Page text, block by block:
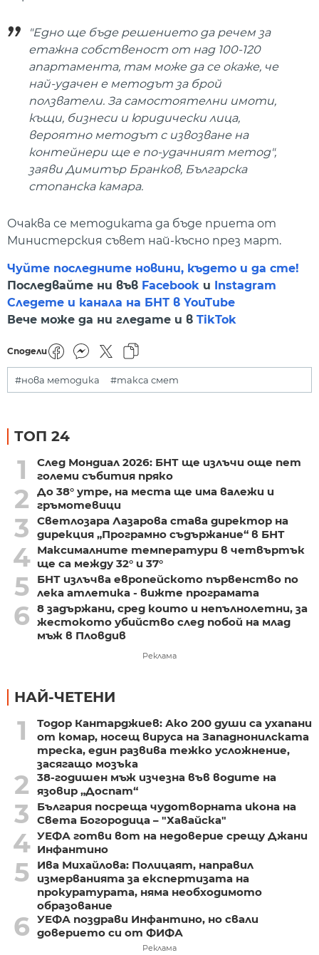
"Едно ще бъде решението да речем за
етажна собственост от над 100-120
апартамента, там може да се окаже, че
най-удачен е методът за брой
ползватели. За самостоятелни имоти,
къщи, бизнеси и юридически лица,
вероятно методът с извозване на
контейнери ще е по-удачният метод",
заяви Димитър Бранков, Българска
стопанска камара.
Очаква се методиката да бъде приета от
Министерския съвет най-късно през март.
Чуйте последните новини, където и да сте!
Последвайте ни във Facebook и Instagram
Следете и канала на БНТ в YouTube
Вече може да ни гледате и в TikTok
Сподели
#нова методика #такса смет
ТОП 24
1
След Мондиал 2026: БНТ ще излъчи още пет
големи събития пряко
2
До 38° утре, на места ще има валежи и
гръмотевици
3
Светлозара Лазарова става директор на
дирекция „Програмно съдържание“ в БНТ
4 Максималните температури в четвъртък
ще са между 32° и 37°
5
БНТ излъчва европейското първенство по
лека атлетика - вижте програмата
6 8 задържани, сред които и непълнолетни, за
жестокото убийство след побой на млад
мъж в Пловдив
Реклама
НАЙ-ЧЕТЕНИ
1
Тодор Кантарджиев: Ако 200 души са ухапани
от комар, носещ вируса на Западнонилската
треска, един развива тежко усложнение,
засягащо мозъка
2
38-годишен мъж изчезна във водите на
язовир „Доспат“
3
България посреща чудотворната икона на
Света Богородица – "Хавайска"
4 УЕФА готви вот на недоверие срещу Джани
Инфантино
5
Ива Михайлова: Полицаят, направил
измерванията за експертизата на
прокуратурата, няма необходимото
образование
6 УЕФА поздрави Инфантино, но свали
доверието си от ФИФА
Реклама